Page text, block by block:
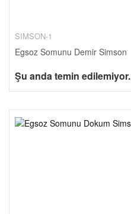
SIMSON-1
Egsoz Somunu Demir Simson
Şu anda temin edilemiyor.